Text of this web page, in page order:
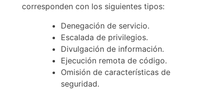
corresponden con los siguientes tipos:
Denegación de servicio.
Escalada de privilegios.
Divulgación de información.
Ejecución remota de código.
Omisión de características de
seguridad.